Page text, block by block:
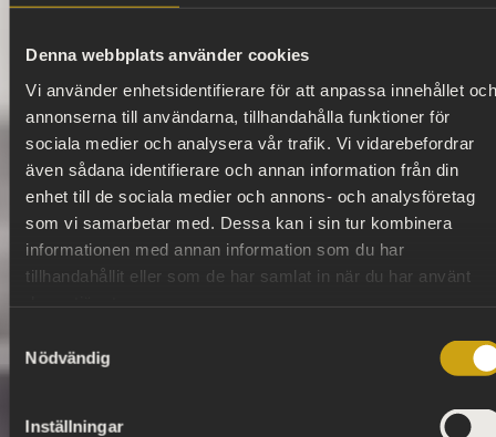
Denna webbplats använder cookies
Vi använder enhetsidentifierare för att anpassa innehållet och
annonserna till användarna, tillhandahålla funktioner för
sociala medier och analysera vår trafik. Vi vidarebefordrar
även sådana identifierare och annan information från din
enhet till de sociala medier och annons- och analysföretag
som vi samarbetar med. Dessa kan i sin tur kombinera
informationen med annan information som du har
tillhandahållit eller som de har samlat in när du har använt
Nödvändig
Inställningar